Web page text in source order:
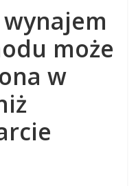
wynajem
może
w